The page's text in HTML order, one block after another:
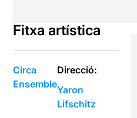
Fitxa artística
Circa
Ensemble
Direcció:
Yaron
Lifschitz